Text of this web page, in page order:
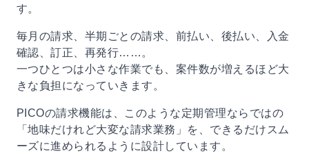
す。
毎月の請求、半期ごとの請求、前払い、後払い、入金
確認、訂正、再発行……。
一つひとつは小さな作業でも、案件数が増えるほど大
きな負担になっていきます。
PICOの請求機能は、このような定期管理ならではの
「地味だけれど大変な請求業務」を、できるだけスム
ーズに進められるように設計しています。